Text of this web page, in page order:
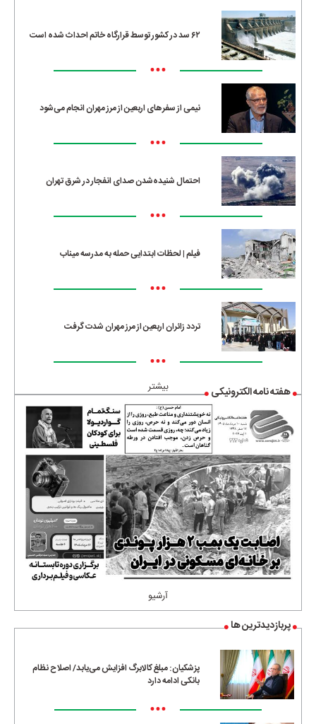
۶۲ سد در کشور توسط قرارگاه خاتم احداث شده است
•••
نیمی از سفرهای اربعین از مرز مهران انجام می‌شود
•••
احتمال شنیده‌شدن صدای انفجار در شرق تهران
•••
فیلم | لحظات ابتدایی حمله به مدرسه میناب
•••
تردد زائران اربعین از مرز مهران شدت گرفت
•••
بیشتر هفته نامه الکترونیکی
آرشیو
پربازدیدترین ها
پزشکیان: مبلغ کالابرگ افزایش می‌یابد/ اصلاح نظام
بانکی ادامه دارد
•••